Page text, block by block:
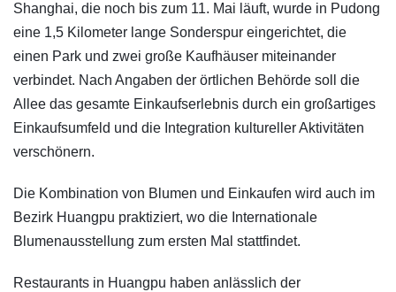
Shanghai, die noch bis zum 11. Mai läuft, wurde in Pudong
eine 1,5 Kilometer lange Sonderspur eingerichtet, die
einen Park und zwei große Kaufhäuser miteinander
verbindet. Nach Angaben der örtlichen Behörde soll die
Allee das gesamte Einkaufserlebnis durch ein großartiges
Einkaufsumfeld und die Integration kultureller Aktivitäten
verschönern.
Die Kombination von Blumen und Einkaufen wird auch im
Bezirk Huangpu praktiziert, wo die Internationale
Blumenausstellung zum ersten Mal stattfindet.
Restaurants in Huangpu haben anlässlich der